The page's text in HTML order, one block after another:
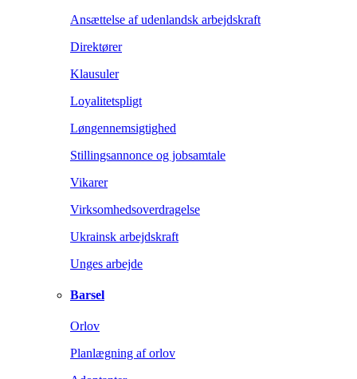
Ansættelse af udenlandsk arbejdskraft
Direktører
Klausuler
Loyalitetspligt
Løngennemsigtighed
Stillingsannonce og jobsamtale
Vikarer
Virksomhedsoverdragelse
Ukrainsk arbejdskraft
Unges arbejde
Barsel
Orlov
Planlægning af orlov